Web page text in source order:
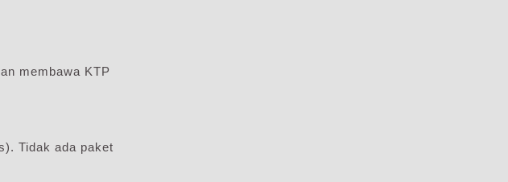
membawa KTP
Tidak ada paket